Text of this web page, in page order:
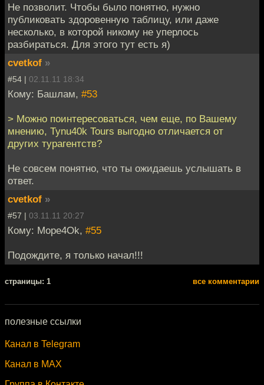
Не позволит. Чтобы было понятно, нужно
публиковать здоровенную таблицу, или даже
несколько, в которой никому не уперлось
разбираться. Для этого тут есть я)
cvetkof »
#54 | 02.11.11 18:34
Кому: Башлам, #53
> Можно поинтересоваться, чем еще, по Вашему
мнению, Tynu40k Tours выгодно отличается от
других турагентств?
Не совсем понятно, что ты ожидаешь услышать в
ответ.
cvetkof »
#57 | 03.11.11 20:27
Кому: Mope4Ok, #55
Подождите, я только начал!!!
cтраницы: 1 все комментарии
полезные ссылки
Канал в Telegram
Канал в MAX